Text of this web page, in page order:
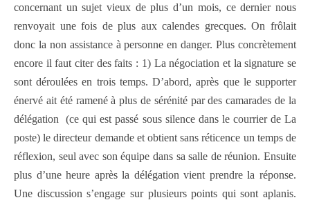
concernant un sujet vieux de plus d’un mois, ce dernier nous
renvoyait une fois de plus aux calendes grecques. On frôlait
donc la non assistance à personne en danger. Plus concrètement
encore il faut citer des faits : 1) La négociation et la signature se
sont déroulées en trois temps. D’abord, après que le supporter
énervé ait été ramené à plus de sérénité par des camarades de la
délégation (ce qui est passé sous silence dans le courrier de La
poste) le directeur demande et obtient sans réticence un temps de
réflexion, seul avec son équipe dans sa salle de réunion. Ensuite
plus d’une heure après la délégation vient prendre la réponse.
Une discussion s’engage sur plusieurs points qui sont aplanis.